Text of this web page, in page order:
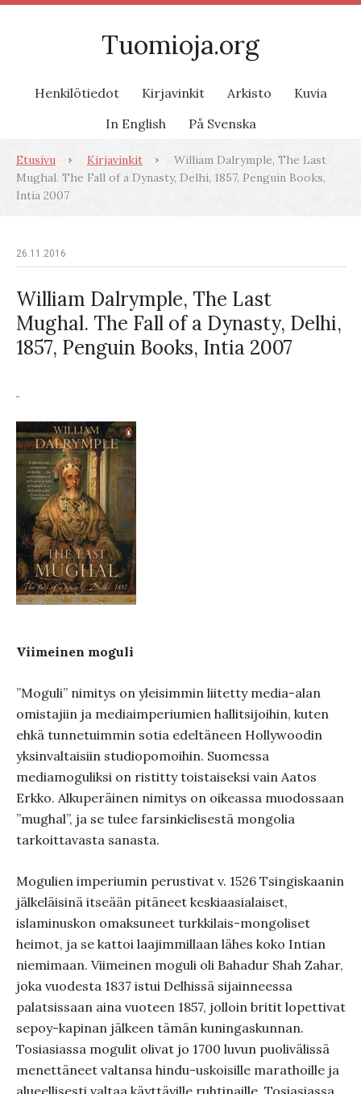
Tuomioja.org
Henkilötiedot Kirjavinkit Arkisto
Kuvia
In English
På Svenska
Etusivu Kirjavinkit
William Dalrymple, The Last
Mughal. The Fall of a Dynasty, Delhi, 1857, Penguin Books,
Intia 2007
26.11.2016
William Dalrymple, The Last
Mughal. The Fall of a Dynasty, Delhi,
1857, Penguin Books, Intia 2007
Viimeinen moguli
”Moguli” nimitys on yleisimmin liitetty media-alan
omistajiin ja mediaimperiumien hallitsijoihin, kuten
ehkä tunnetuimmin sotia edeltäneen Hollywoodin
yksinvaltaisiin studiopomoihin. Suomessa
mediamoguliksi on ristitty toistaiseksi vain Aatos
Erkko. Alkuperäinen nimitys on oikeassa muodossaan
”mughal”, ja se tulee farsinkielisestä mongolia
tarkoittavasta sanasta.
Mogulien imperiumin perustivat v. 1526 Tsingiskaanin
jälkeläisinä itseään pitäneet keskiaasialaiset,
islaminuskon omaksuneet turkkilais-mongoliset
heimot, ja se kattoi laajimmillaan lähes koko Intian
niemimaan. Viimeinen moguli oli Bahadur Shah Zahar,
joka vuodesta 1837 istui Delhissä sijainneessa
palatsissaan aina vuoteen 1857, jolloin britit lopettivat
sepoy-kapinan jälkeen tämän kuningaskunnan.
Tosiasiassa mogulit olivat jo 1700 luvun puolivälissä
menettäneet valtansa hindu-uskoisille marathoille ja
alueellisesti valtaa käyttäville ruhtinaille. Tosiasiassa